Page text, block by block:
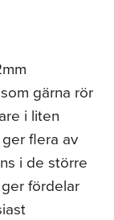
gärna rör
i liten
flera av
i de större
fördelar